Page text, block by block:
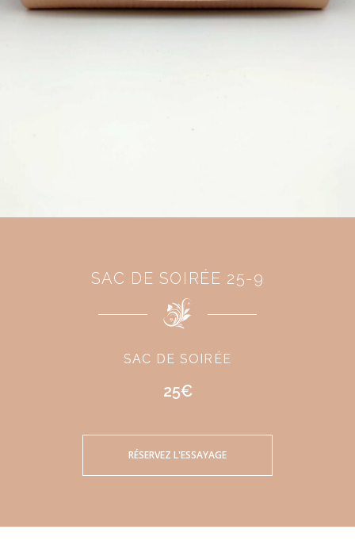
SAC DE SOIRÉE 25-9
SAC DE SOIRÉE
25€
RÉSERVEZ L'ESSAYAGE